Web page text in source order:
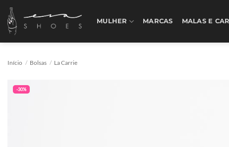
Skip
content
MULHER MARCAS MALAS E
Início / Bolsas / La Carrie
-30%